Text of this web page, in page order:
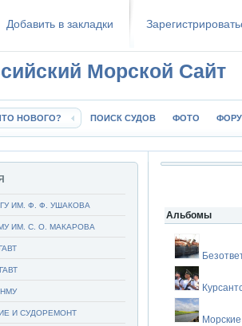
Добавить в закладки
Морской Сайт
НОВОГО? ПОИСК СУДОВ ФОТО
Альбомы
ИМ. Ф. Ф. УШАКОВА
ИМ. С. О. МАКАРОВА
И СУДОРЕМОНТ